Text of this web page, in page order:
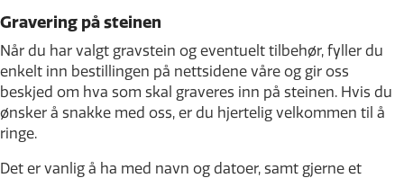
Gravering på steinen
Når du har valgt gravstein og eventuelt tilbehør, fyller du
enkelt inn bestillingen på nettsidene våre og gir oss
beskjed om hva som skal graveres inn på steinen. Hvis du
ønsker å snakke med oss, er du hjertelig velkommen til å
ringe.
Det er vanlig å ha med navn og datoer, samt gjerne et